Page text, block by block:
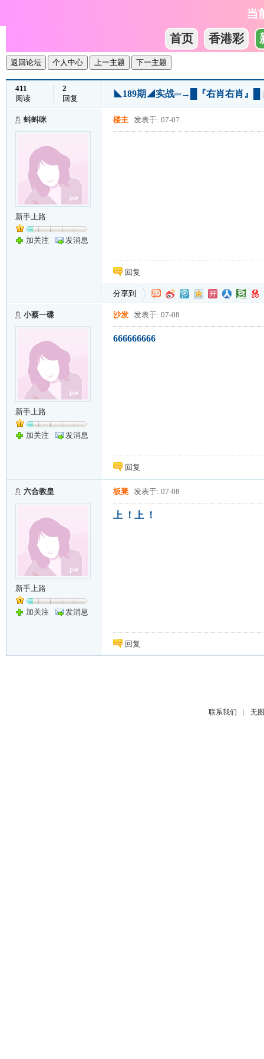
当
首页
香港彩
返回论坛 个人中心 上一主题 下一主题
411
阅读
2
回复
◣189期◢实战═→█『右肖右肖』█
蚪蚪咪
新手上路
加关注 发消息
楼主 发表于: 07-07
回复
分享到
小蔡一碟
新手上路
加关注 发消息
沙发 发表于: 07-08
666666666
回复
六合教皇
新手上路
加关注 发消息
板凳 发表于: 07-08
上 ！上 ！
回复
联系我们 | 无